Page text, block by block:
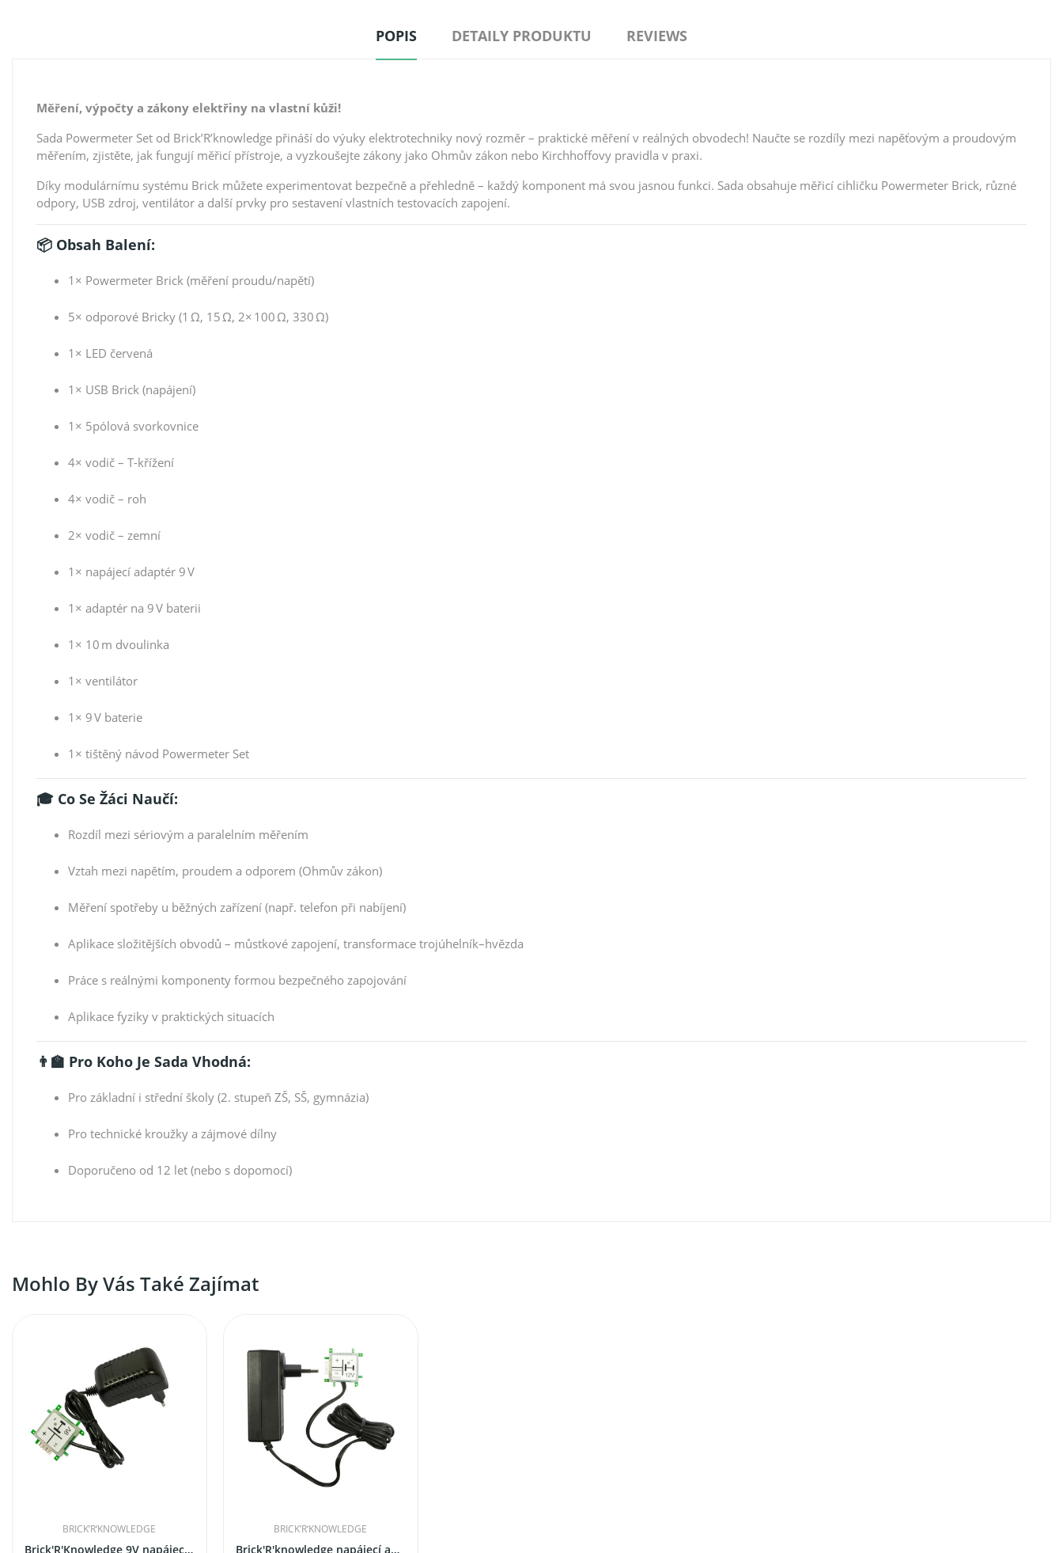
POPIS DETAILY PRODUKTU REVIEWS
Měření, výpočty a zákony elektřiny na vlastní kůži!
Sada Powermeter Set od Brick’R’knowledge přináší do výuky elektrotechniky nový rozměr – praktické měření v reálných obvodech! Naučte se rozdíly mezi napěťovým a proudovým
měřením, zjistěte, jak fungují měřicí přístroje, a vyzkoušejte zákony jako Ohmův zákon nebo Kirchhoffovy pravidla v praxi.
Díky modulárnímu systému Brick můžete experimentovat bezpečně a přehledně – každý komponent má svou jasnou funkci. Sada obsahuje měřicí cihličku Powermeter Brick, různé
odpory, USB zdroj, ventilátor a další prvky pro sestavení vlastních testovacích zapojení.
📦 Obsah Balení:
1× Powermeter Brick (měření proudu/napětí)
5× odporové Bricky (1 Ω, 15 Ω, 2× 100 Ω, 330 Ω)
1× LED červená
1× USB Brick (napájení)
1× 5pólová svorkovnice
4× vodič – T-křížení
4× vodič – roh
2× vodič – zemní
1× napájecí adaptér 9 V
1× adaptér na 9 V baterii
1× 10 m dvoulinka
1× ventilátor
1× 9 V baterie
1× tištěný návod Powermeter Set
🎓 Co Se Žáci Naučí:
Rozdíl mezi sériovým a paralelním měřením
Vztah mezi napětím, proudem a odporem (Ohmův zákon)
Měření spotřeby u běžných zařízení (např. telefon při nabíjení)
Aplikace složitějších obvodů – můstkové zapojení, transformace trojúhelník–hvězda
Práce s reálnými komponenty formou bezpečného zapojování
Aplikace fyziky v praktických situacích
👨‍🏫 Pro Koho Je Sada Vhodná:
Pro základní i střední školy (2. stupeň ZŠ, SŠ, gymnázia)
Pro technické kroužky a zájmové dílny
Doporučeno od 12 let (nebo s dopomocí)
Mohlo By Vás Také Zajímat
BRICK’R‘KNOWLEDGE
Brick'R'Knowledge 9V napájecí zdroj 1A s ochranou
BRICK’R‘KNOWLEDGE
Brick'R'knowledge napájecí adaptér 12V 3A...